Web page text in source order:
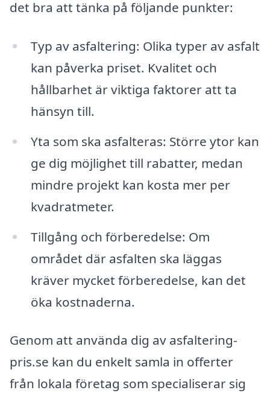
det bra att tänka på följande punkter:
Typ av asfaltering: Olika typer av asfalt
kan påverka priset. Kvalitet och
hållbarhet är viktiga faktorer att ta
hänsyn till.
Yta som ska asfalteras: Större ytor kan
ge dig möjlighet till rabatter, medan
mindre projekt kan kosta mer per
kvadratmeter.
Tillgång och förberedelse: Om
området där asfalten ska läggas
kräver mycket förberedelse, kan det
öka kostnaderna.
Genom att använda dig av asfaltering-
pris.se kan du enkelt samla in offerter
från lokala företag som specialiserar sig